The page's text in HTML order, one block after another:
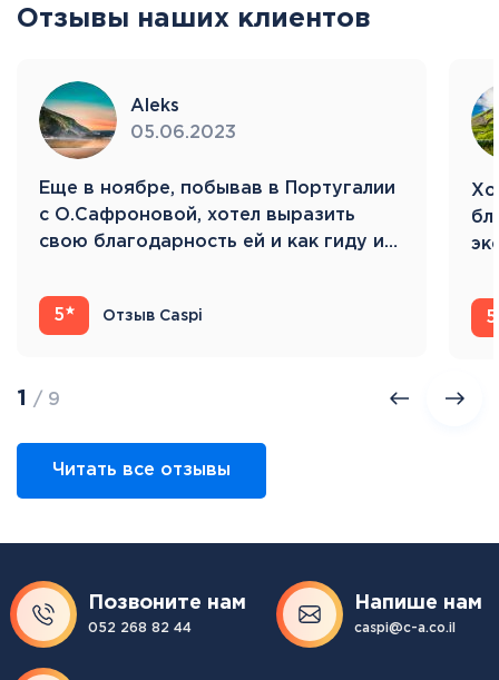
Отзывы наших клиентов
Aleks
05.06.2023
Eще в ноябре, побывав в Португалии
с О.Сафроновой, хотел выразить
свою благодарность ей и как гиду и…
5 Отзыв Caspi 5
1 / 9
Читать все отзывы
Позвоните нам
052 268 82 44
Напише нам
caspi@c-a.co.il